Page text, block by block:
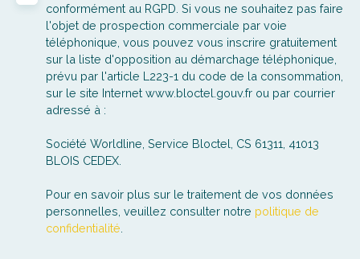
conformément au RGPD. Si vous ne souhaitez pas faire
l'objet de prospection commerciale par voie
téléphonique, vous pouvez vous inscrire gratuitement
sur la liste d'opposition au démarchage téléphonique,
prévu par l'article L223-1 du code de la consommation,
sur le site Internet www.bloctel.gouv.fr ou par courrier
adressé à :
Société Worldline, Service Bloctel, CS 61311, 41013
BLOIS CEDEX.
Pour en savoir plus sur le traitement de vos données
personnelles, veuillez consulter notre politique de
confidentialité